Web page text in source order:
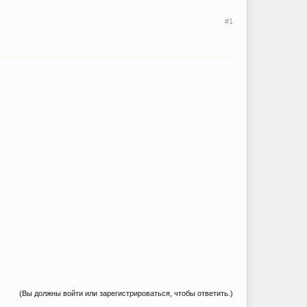
#1
(Вы должны войти или зарегистрироваться, чтобы ответить.)